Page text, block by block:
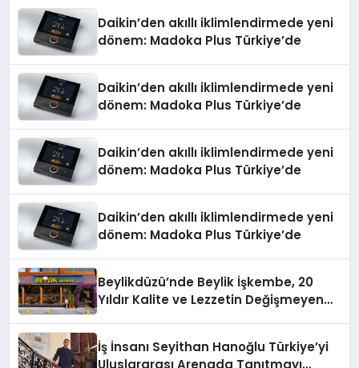
Daikin’den akıllı iklimlendirmede yeni
dönem: Madoka Plus Türkiye’de
Daikin’den akıllı iklimlendirmede yeni
dönem: Madoka Plus Türkiye’de
Daikin’den akıllı iklimlendirmede yeni
dönem: Madoka Plus Türkiye’de
Daikin’den akıllı iklimlendirmede yeni
dönem: Madoka Plus Türkiye’de
Beylikdüzü’nde Beylik İşkembe, 20
Yıldır Kalite ve Lezzetin Değişmeyen
İş İnsanı Seyithan Hanoğlu Türkiye’yi
Uluslararası Arenada Tanıtmayı